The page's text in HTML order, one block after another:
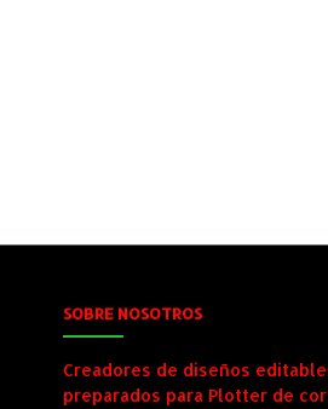
SOBRE NOSOTROS
Creadores de diseños
preparados para Plotter de